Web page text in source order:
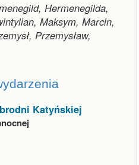
Hermenegilda,
Maksym, Marcin,
Przemysław,
Katyńskiej